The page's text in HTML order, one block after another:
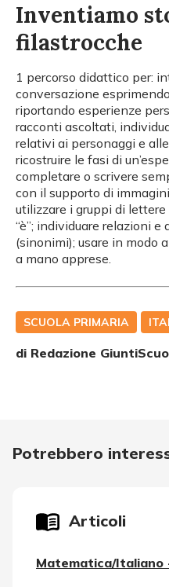
Inventiamo
filastrocche
1 percorso didattico per:
conversazione
riportando esperienze
racconti ascoltati,
relativi ai personaggi e
ricostruire le fasi di
completare o scrivere
con il supporto di
utilizzare i gruppi di lettere
“è”; individuare relazioni
(sinonimi); usare in modo
a mano apprese.
SCUOLA PRIMARIA
di Redazione
Potrebbero
Articoli
Matematica/Italiano